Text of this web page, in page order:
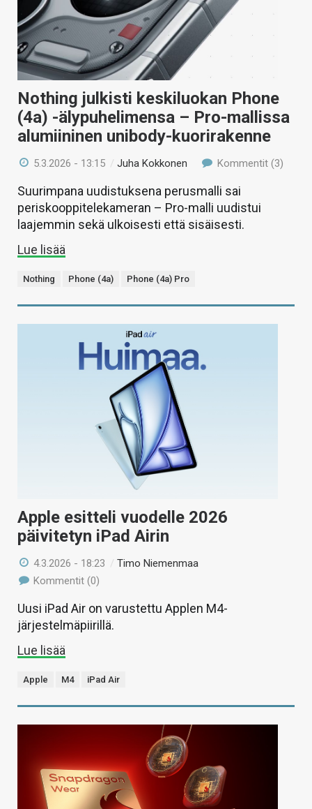
Nothing julkisti keskiluokan Phone
(4a) -älypuhelimensa – Pro-mallissa
alumiininen unibody-kuorirakenne
5.3.2026 - 13:15 /Juha Kokkonen Kommentit (3)
Suurimpana uudistuksena perusmalli sai
periskooppitelekameran – Pro-malli uudistui
laajemmin sekä ulkoisesti että sisäisesti.
Lue lisää
Nothing Phone (4a) Phone (4a) Pro
Apple esitteli vuodelle 2026
päivitetyn iPad Airin
4.3.2026 - 18:23 /Timo Niemenmaa
Kommentit (0)
Uusi iPad Air on varustettu Applen M4-
järjestelmäpiirillä.
Lue lisää
Apple M4 iPad Air